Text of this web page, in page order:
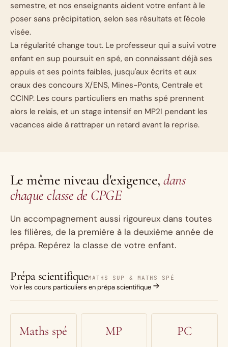
semestre, et nos enseignants aident votre enfant à le
poser sans précipitation, selon ses résultats et l'école
visée.
La régularité change tout. Le professeur qui a suivi votre
enfant en sup poursuit en spé, en connaissant déjà ses
appuis et ses points faibles, jusqu'aux écrits et aux
oraux des concours X/ENS, Mines-Ponts, Centrale et
CCINP. Les cours particuliers en maths spé prennent
alors le relais, et un stage intensif en MP2I pendant les
vacances aide à rattraper un retard avant la reprise.
Le même niveau d'exigence,dans
chaque classe de CPGE
Un accompagnement aussi rigoureux dans toutes
les filières, de la première à la deuxième année de
prépa. Repérez la classe de votre enfant.
Prépa scientifiqueMATHS SUP & MATHS SPÉ
Voir les cours particuliers en prépa scientifique
Maths spé MP PC